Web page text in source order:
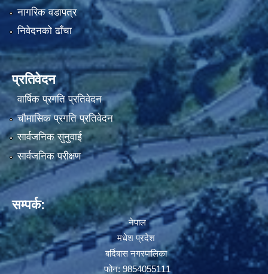
नागरिक वडापत्र
निवेदनको ढाँचा
प्रतिवेदन
वार्षिक प्रगति प्रतिवेदन
चौमासिक प्रगति प्रतिवेदन
सार्वजनिक सुनुवाई
सार्वजनिक परीक्षण
सम्पर्क:
नेपाल
मधेश प्रदेश
बर्दिबास नगरपालिका
फोन: 9854055111